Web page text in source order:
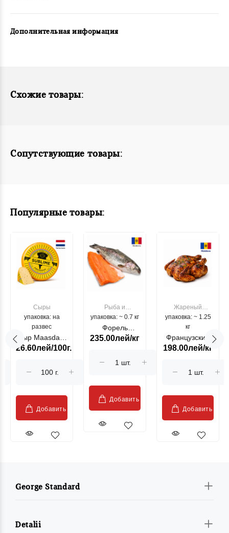
Дополнительная информация
Схожие товары:
Сопутствующие товары:
Популярные товары:
Сыры
упаковка: на
развес
Сыр Maasdam
Sublime Cow
26.60лей/100г.
Добавить
Рыба и
морепродукты
упаковка: ~ 0.7 кг
Форель
лососевая
Moldovenesc"
235.00лей/кг
Добавить
Жареный
цыпленок
упаковка: ~ 1.25
кг
Французский
гриль, кг
198.00лей/кг
Добавить
George Standard
Detalii